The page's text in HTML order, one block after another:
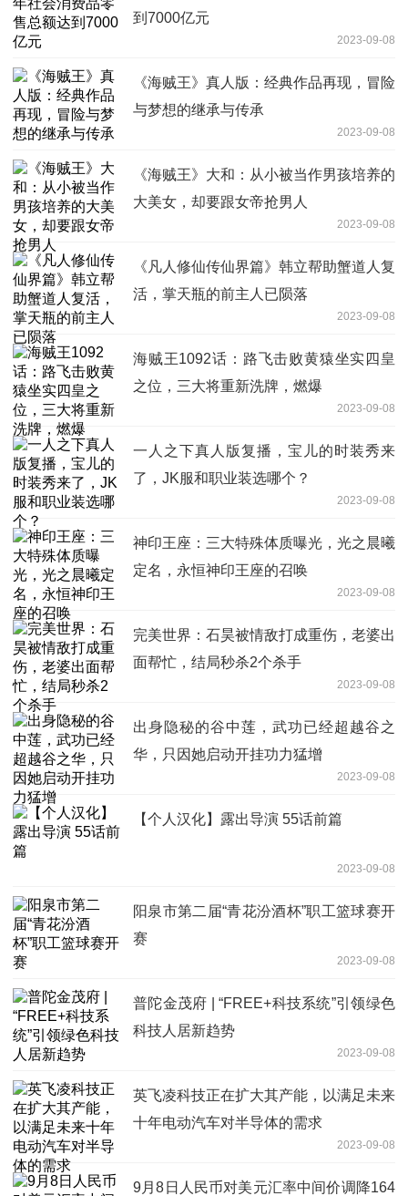
到7000亿元
2023-09-08
《海贼王》真人版：经典作品再现，冒险
与梦想的继承与传承
2023-09-08
《海贼王》大和：从小被当作男孩培养的
大美女，却要跟女帝抢男人
2023-09-08
《凡人修仙传仙界篇》韩立帮助蟹道人复
活，掌天瓶的前主人已陨落
2023-09-08
海贼王1092话：路飞击败黄猿坐实四皇
之位，三大将重新洗牌，燃爆
2023-09-08
一人之下真人版复播，宝儿的时装秀来
了，JK服和职业装选哪个？
2023-09-08
神印王座：三大特殊体质曝光，光之晨曦
定名，永恒神印王座的召唤
2023-09-08
完美世界：石昊被情敌打成重伤，老婆出
面帮忙，结局秒杀2个杀手
2023-09-08
出身隐秘的谷中莲，武功已经超越谷之
华，只因她启动开挂功力猛增
2023-09-08
【个人汉化】露出导演 55话前篇
2023-09-08
阳泉市第二届“青花汾酒杯”职工篮球赛开
赛
2023-09-08
普陀金茂府 | “FREE+科技系统”引领绿色
科技人居新趋势
2023-09-08
英飞凌科技正在扩大其产能，以满足未来
十年电动汽车对半导体的需求
2023-09-08
9月8日人民币对美元汇率中间价调降164